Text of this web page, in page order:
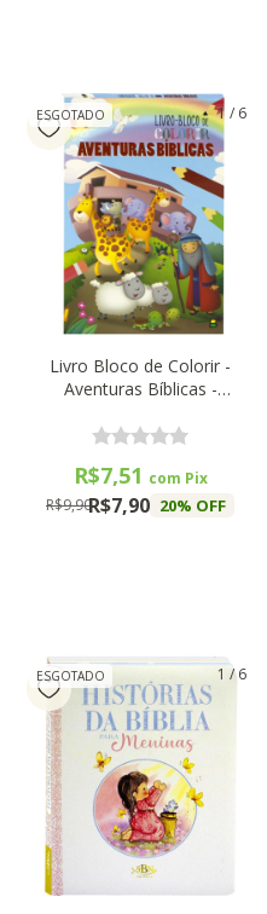
1 / 6
ESGOTADO
Livro Bloco de Colorir -
Aventuras Bíblicas -
R$7,90
R$9,90 20% OFF
R$7,51 com Pix
1 /6
ESGOTADO